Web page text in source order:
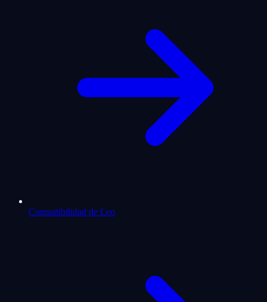
Compatibilidad de Leo